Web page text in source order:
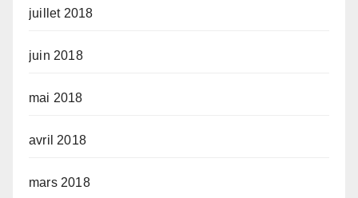
juillet 2018
juin 2018
mai 2018
avril 2018
mars 2018